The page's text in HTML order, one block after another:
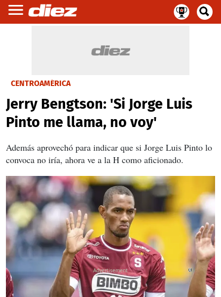
CENTROAMÉRICA
Jerry Bengtson: 'Si Jorge Luis
Pinto me llama, no voy'
Además aprovechó para indicar que si Jorge Luis Pinto lo
convoca no iría, ahora ve a la H como aficionado.
X